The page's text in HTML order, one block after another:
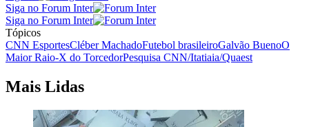
Siga no Forum Inter
Siga no Forum Inter
Tópicos
CNN EsportesCléber MachadoFutebol brasileiroGalvão BuenoO
Maior Raio-X do TorcedorPesquisa CNN/Itatiaia/Quaest
Mais Lidas